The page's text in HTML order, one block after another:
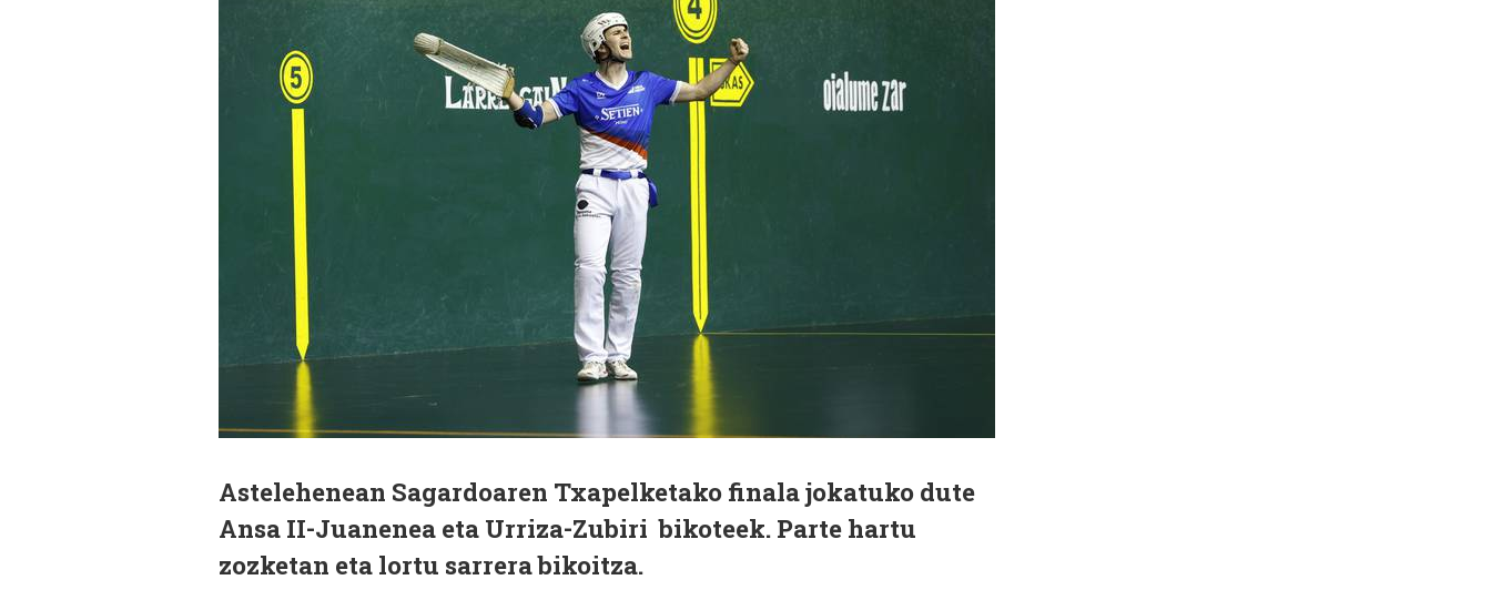
Astelehenean Sagardoaren Txapelketako finala jokatuko dute
Ansa II-Juanenea eta Urriza-Zubiri bikoteek. Parte hartu
zozketan eta lortu sarrera bikoitza.